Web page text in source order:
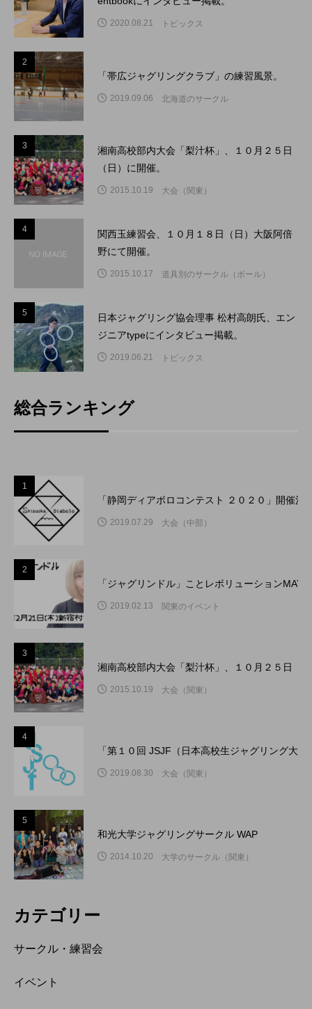
2020.08.21 トピックス
2
「帯広ジャグリングクラブ」の練習風景。
2019.09.06 北海道のサークル
3
湘南高校部内大会「梨汁杯」、１０月２５日
（日）に開催。
2015.10.19 大会（関東）
4
関西玉練習会、１０月１８日（日）大阪阿倍
野にて開催。
2015.10.17 道具別のサークル（ボール）
5
日本ジャグリング協会理事 松村高朗氏、エン
ジニアtypeにインタビュー掲載。
2019.06.21 トピックス
総合ランキング
1
「静岡ディアボロコンテスト ２０２０」開催
2019.07.29 大会（中部）
2
「ジャグリンドル」ことレボリューション
2019.02.13 関東のイベント
3
湘南高校部内大会「梨汁杯」、１０月２５日（
2015.10.19 大会（関東）
4
「第１０回 JSJF（日本高校生ジャグリング大
2019.08.30 大会（関東）
5
和光大学ジャグリングサークル WAP
2014.10.20 大学のサークル（関東）
カテゴリー
サークル・練習会
イベント